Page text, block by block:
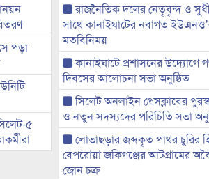
পড়া
৫
রাজনৈতিক দলের নেতৃবৃন্দ ও
সাথে কানাইঘাটের নবাগত
মতবিনিময়
কানাইঘাটে প্রশাসনের উদ্যোগে
দিবসের আলোচনা সভা অনুষ্ঠিত
সিলেট অনলাইন প্রেসক্লাবের
ও নতুন সদস্যদের পরিচিতি সভা
লোভাছড়ার জব্দকৃত পাথর চুরির
বেপরোয়া জকিগঞ্জের আটগ্রামের
জোন চক্র